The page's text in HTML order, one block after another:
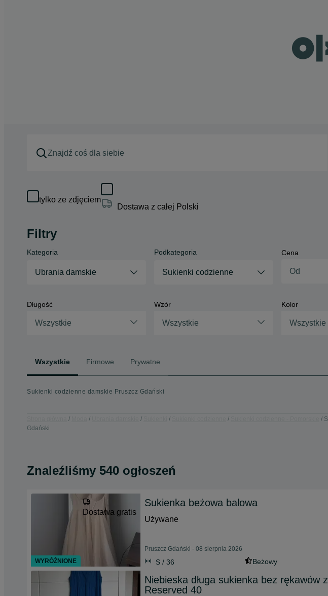
tylko ze zdjęciem
Dostawa z całej Polski
Filtry
Kategoria
Ubrania damskie
Podkategoria
Sukienki codzienne
Cena
Długość
Wszystkie
Wzór
Wszystkie
Kolor
Wszystkie
Wszystkie Firmowe Prywatne
Sukienki codzienne damskie Pruszcz Gdański
Gdański
Znaleźliśmy 540 ogłoszeń
Dostawa gratis
Sukienka beżowa balowa
Używane
Pruszcz Gdański - 08 sierpnia 2026
S / 36 Beżowy
Niebieska długa sukienka bez rękawów
Reserved 40
WYRÓŻNIONE